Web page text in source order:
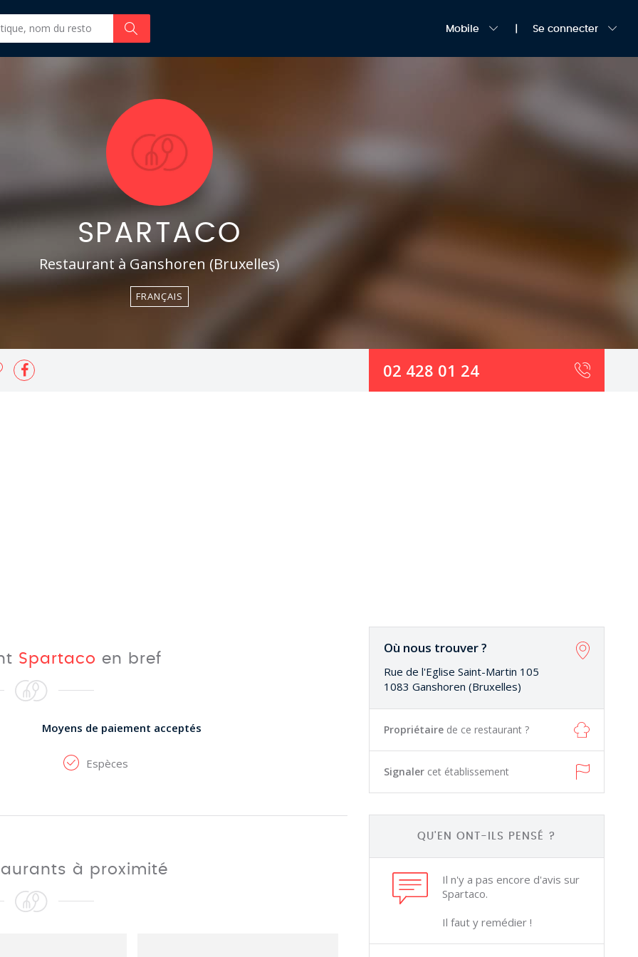
Mobile Se connecter
SPARTACO
Restaurant à Ganshoren (Bruxelles)
FRANÇAIS
02 428 01 24
Où nous trouver ?
Rue de l'Eglise Saint-Martin 105
1083 Ganshoren (Bruxelles)
Propriétaire de ce restaurant ?
Signaler cet établissement
QU'EN ONT-ILS PENSÉ ?
Il n'y a pas encore d'avis sur
Spartaco.
Il faut y remédier !
Spartaco en bref
Moyens de paiement acceptés
Espèces
à proximité